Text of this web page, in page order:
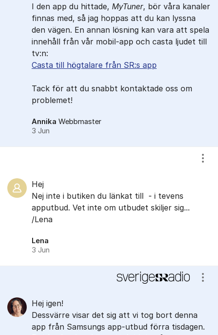
I den app du hittade, MyTuner, bör våra kanaler
finnas med, så jag hoppas att du kan lyssna
den vägen. En annan lösning kan vara att spela
innehåll från vår mobil-app och casta ljudet till
tv:n:
Casta till högtalare från SR:s app
Tack för att du snabbt kontaktade oss om
problemet!
Annika Webbmaster
3 Jun
Hej
Nej inte i butiken du länkat till ​ - i tevens
apputbud. Vet inte om utbudet skiljer sig...
/Lena
Lena
3 Jun
Hej igen!
Dessvärre visar det sig att vi tog bort denna
app från Samsungs app-utbud förra tisdagen.